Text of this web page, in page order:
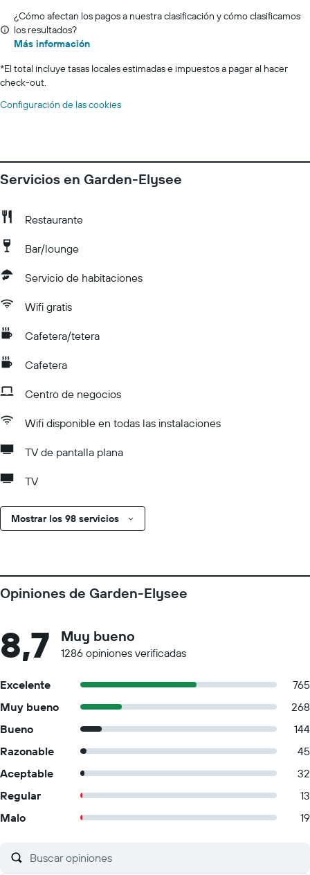
¿Cómo afectan los pagos a nuestra clasificación y cómo clasificamos
los resultados?
Más información
*El total incluye tasas locales estimadas e impuestos a pagar al hacer
check-out.
Configuración de las cookies
Servicios en Garden-Elysee
Restaurante
Bar/lounge
Servicio de habitaciones
Wifi gratis
Cafetera/tetera
Cafetera
Centro de negocios
Wifi disponible en todas las instalaciones
TV de pantalla plana
TV
Mostrar los 98 servicios
Opiniones de Garden-Elysee
8,7 Muy bueno
1286 opiniones verificadas
Excelente
765
Muy bueno
268
Bueno
144
Razonable
45
Aceptable
32
Regular
13
Malo
19